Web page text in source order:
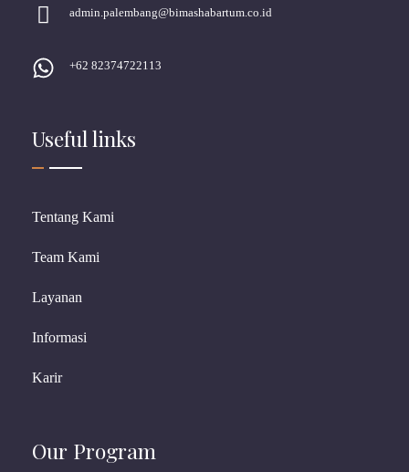
admin.palembang@bimashabartum.co.id
+62 82374722113
Useful links
Tentang Kami
Team Kami
Layanan
Informasi
Karir
Our Program